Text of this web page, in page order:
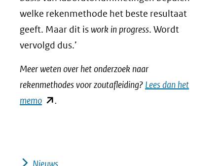
welke rekenmethode het beste resultaat
geeft. Maar dit iswork in progress. Wordt
vervolgd dus.’
Meer weten over het onderzoek naar
rekenmethodes voor zoutafleiding? Lees dan het
memo(opent
(verwijst
.